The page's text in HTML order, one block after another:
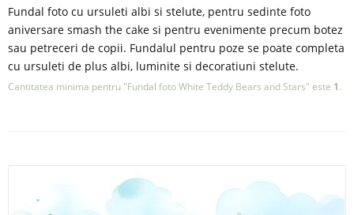
Fundal foto cu ursuleti albi si stelute, pentru sedinte foto
aniversare smash the cake si pentru evenimente precum botez
sau petreceri de copii. Fundalul pentru poze se poate completa
cu ursuleti de plus albi, luminite si decoratiuni stelute.
Cantitatea minima pentru "Fundal foto White Teddy Bears and Stars" este 1.